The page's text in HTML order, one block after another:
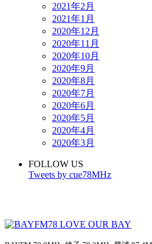
2021年2月
2021年1月
2020年12月
2020年11月
2020年10月
2020年9月
2020年8月
2020年7月
2020年6月
2020年5月
2020年4月
2020年3月
FOLLOW US
Tweets by cue78MHz